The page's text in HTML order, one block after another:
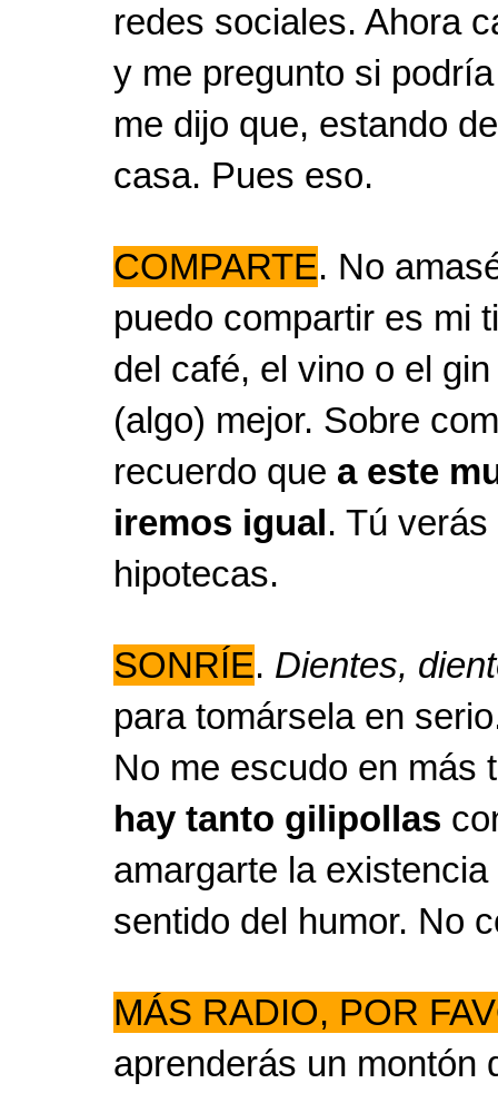
redes sociales. Ahora
y me pregunto si
me dijo que, estando
casa. Pues eso.
COMPARTE. No
puedo compartir es mi
del café, el vino o el
(algo) mejor. Sobre
recuerdo que a este
iremos igual. Tú
hipotecas.
SONRÍE. Dientes,
para tomársela en
No me escudo en más
hay tanto gilipollas
amargarte la
sentido del humor. No
MÁS RADIO, POR
aprenderás un montón